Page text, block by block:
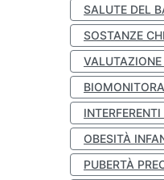
SALUTE DEL
SOSTANZE
OBESITÀ
PUBERTÀ